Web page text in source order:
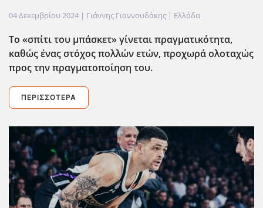
04 Δεκεμβρίου 2024 | Γιάννης Γιαννουδάκης | Ελλάδα
Το «σπίτι του μπάσκετ» γίνεται πραγματικότητα,
καθώς ένας στόχος πολλών ετών, προχωρά ολοταχώς
προς την πραγματοποίηση του.
ΠΕΡΙΣΣΌΤΕΡΑ